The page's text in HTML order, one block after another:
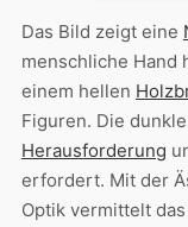
Das Bild zeigt eine
menschliche Hand
einem hellen
Figuren. Die
Herausforderung
erfordert. Mit der
Optik vermittelt